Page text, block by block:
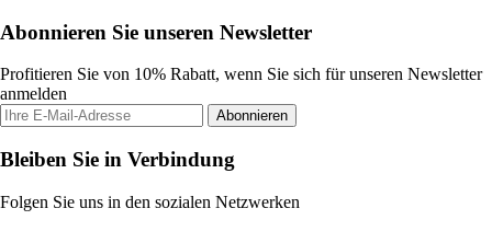
Abonnieren Sie unseren Newsletter
Profitieren Sie von 10% Rabatt, wenn Sie sich für unseren Newsletter
anmelden
Abonnieren
Bleiben Sie in Verbindung
Folgen Sie uns in den sozialen Netzwerken